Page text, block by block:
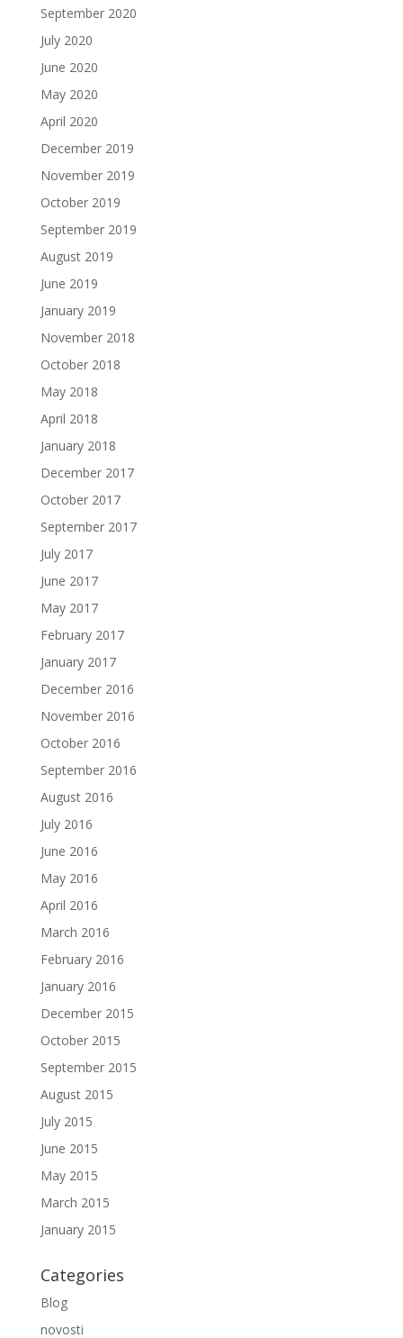
September 2020
July 2020
June 2020
May 2020
April 2020
December 2019
November 2019
October 2019
September 2019
August 2019
June 2019
January 2019
November 2018
October 2018
May 2018
April 2018
January 2018
December 2017
October 2017
September 2017
July 2017
June 2017
May 2017
February 2017
January 2017
December 2016
November 2016
October 2016
September 2016
August 2016
July 2016
June 2016
May 2016
April 2016
March 2016
February 2016
January 2016
December 2015
October 2015
September 2015
August 2015
July 2015
June 2015
May 2015
March 2015
January 2015
Categories
Blog
novosti